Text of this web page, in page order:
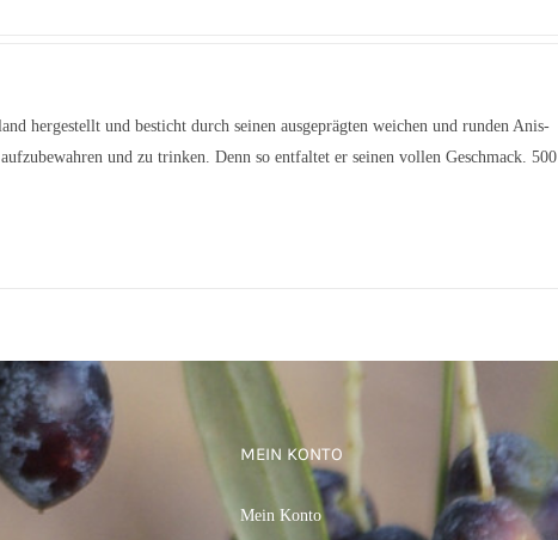
hergestellt und besticht durch seinen ausgeprägten weichen und runden Anis-
und zu trinken. Denn so entfaltet er seinen vollen Geschmack. 500
MEIN KONTO
Mein Konto